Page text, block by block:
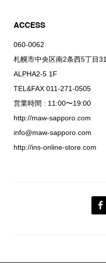
ACCESS
060-0062
札幌市中央区南2条西5丁目31
ALPHA2-5 1F
TEL&FAX 011-271-0505
営業時間 : 11:00〜19:00
http://maw-sapporo.com
info@maw-sapporo.com
http://ins-online-store.com